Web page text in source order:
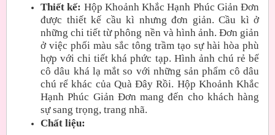
Thiết kế: Hộp Khoảnh Khắc Hạnh Phúc Giản Đơn
được thiết kế cầu kì nhưng đơn giản. Cầu kì ở
những chi tiết từ phông nền và hình ảnh. Đơn giản
ở việc phối màu sắc tông trầm tạo sự hài hòa phù
hợp với chi tiết khá phức tạp. Hình ảnh chú rẻ bế
cô dâu khá lạ mắt so với những sản phẩm cô dâu
chú rể khác của Quà Đây Rồi. Hộp Khoảnh Khắc
Hạnh Phúc Giản Đơn mang đến cho khách hàng
sự sang trọng, trang nhã.
Chất liệu: